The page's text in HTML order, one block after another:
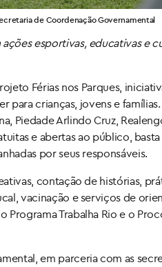
de Coordenação Governamental
esportivas, educativas e
Férias nos Parques,
para crianças, jovens e
Piedade Arlindo Cruz,
e abertas ao público,
por seus responsáveis.
contação de histórias,
vacinação e serviços de
Programa Trabalha Rio e o
em parceria com as